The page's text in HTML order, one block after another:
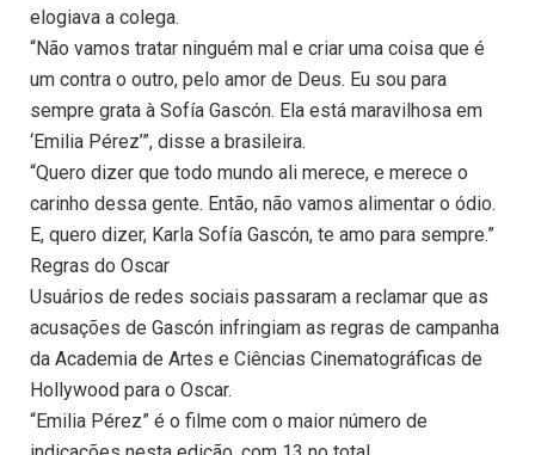
elogiava a colega.
“Não vamos tratar ninguém mal e criar uma coisa que é
um contra o outro, pelo amor de Deus. Eu sou para
sempre grata à Sofía Gascón. Ela está maravilhosa em
‘Emilia Pérez’”, disse a brasileira.
“Quero dizer que todo mundo ali merece, e merece o
carinho dessa gente. Então, não vamos alimentar o ódio.
E, quero dizer, Karla Sofía Gascón, te amo para sempre.”
Regras do Oscar
Usuários de redes sociais passaram a reclamar que as
acusações de Gascón infringiam as regras de campanha
da Academia de Artes e Ciências Cinematográficas de
Hollywood para o Oscar.
“Emilia Pérez” é o filme com o maior número de